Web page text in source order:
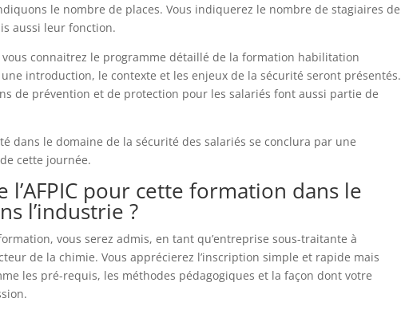
le nombre de places. Vous indiquerez le nombre de stagiaires de
aussi leur fonction.
connaitrez le programme détaillé de la formation habilitation
introduction, le contexte et les enjeux de la sécurité seront présentés.
de prévention et de protection pour les salariés font aussi partie de
dans le domaine de la sécurité des salariés se conclura par une
cette journée.
l’AFPIC pour cette formation dans le
l’industrie ?
vous serez admis, en tant qu’entreprise sous-traitante à
de la chimie. Vous apprécierez l’inscription simple et rapide mais
les pré-requis, les méthodes pédagogiques et la façon dont votre